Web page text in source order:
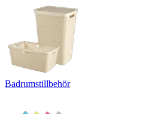
Badrumstillbehör